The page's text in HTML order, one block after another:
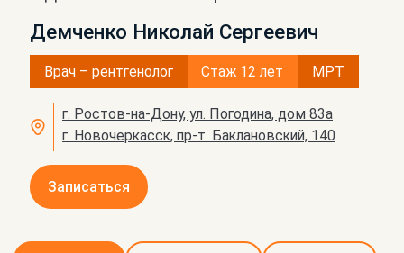
Демченко Николай Сергеевич
Врач – рентгенолог Стаж 12 лет МРТ
г. Ростов-на-Дону, ул. Погодина, дом 83а
г. Новочеркасск, пр-т. Баклановский, 140
Записаться